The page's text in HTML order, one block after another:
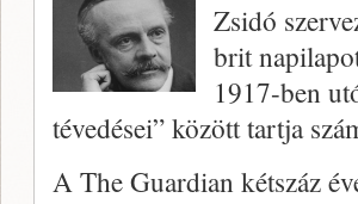
Zsidó
brit
1917-ben
tévedései” között tartja
A The Guardian kétszáz